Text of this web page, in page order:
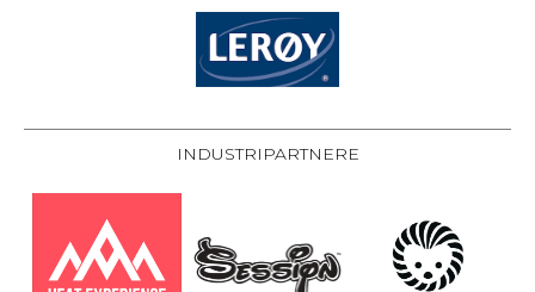
INDUSTRIPARTNERE